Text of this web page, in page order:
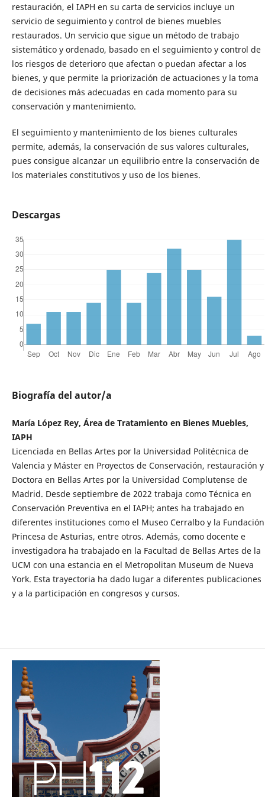
restauración, el IAPH en su carta de servicios incluye un
servicio de seguimiento y control de bienes muebles
restaurados. Un servicio que sigue un método de trabajo
sistemático y ordenado, basado en el seguimiento y control de
los riesgos de deterioro que afectan o puedan afectar a los
bienes, y que permite la priorización de actuaciones y la toma
de decisiones más adecuadas en cada momento para su
conservación y mantenimiento.
El seguimiento y mantenimiento de los bienes culturales
permite, además, la conservación de sus valores culturales,
pues consigue alcanzar un equilibrio entre la conservación de
los materiales constitutivos y uso de los bienes.
Descargas
Biografía del autor/a
María López Rey, Área de Tratamiento en Bienes Muebles,
IAPH
Licenciada en Bellas Artes por la Universidad Politécnica de
Valencia y Máster en Proyectos de Conservación, restauración y
Doctora en Bellas Artes por la Universidad Complutense de
Madrid. Desde septiembre de 2022 trabaja como Técnica en
Conservación Preventiva en el IAPH; antes ha trabajado en
diferentes instituciones como el Museo Cerralbo y la Fundación
Princesa de Asturias, entre otros. Además, como docente e
investigadora ha trabajado en la Facultad de Bellas Artes de la
UCM con una estancia en el Metropolitan Museum de Nueva
York. Esta trayectoria ha dado lugar a diferentes publicaciones
y a la participación en congresos y cursos.